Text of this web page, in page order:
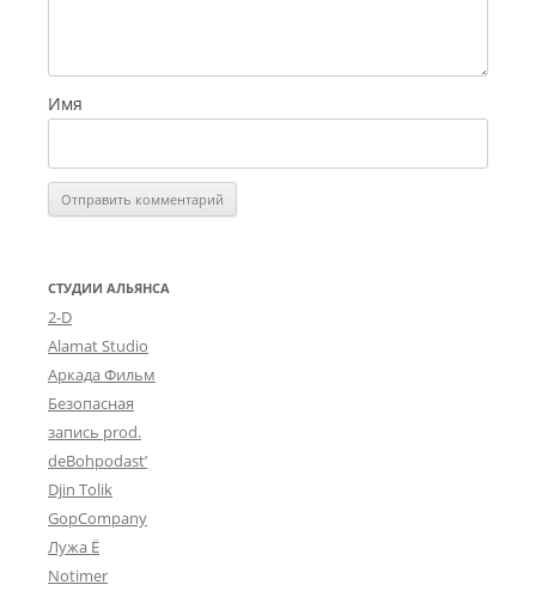
Имя
СТУДИИ АЛЬЯНСА
2-D
Alamat Studio
Аркада Фильм
Безопасная
запись prod.
deBohpodast’
Djin Tolik
GopCompany
Лужа Ё
Notimer